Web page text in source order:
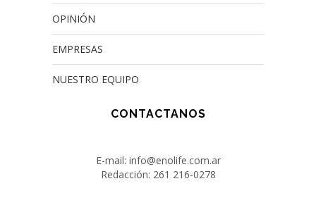
OPINIÓN
EMPRESAS
NUESTRO EQUIPO
CONTACTANOS
E-mail: info@enolife.com.ar
Redacción: 261 216-0278